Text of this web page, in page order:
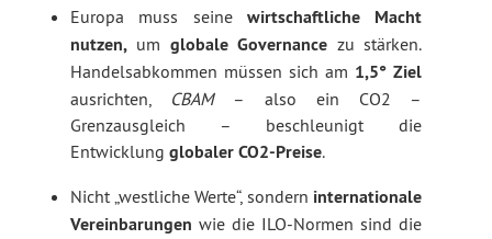
Europa muss seine wirtschaftliche Macht
nutzen, um globale Governance zu stärken.
Handelsabkommen müssen sich am 1,5° Ziel
ausrichten, CBAM– also ein CO2 –
Grenzausgleich – beschleunigt die
Entwicklung globaler CO2-Preise.
Nicht „westliche Werte“, sondern internationale
Vereinbarungen wie die ILO-Normen sind die